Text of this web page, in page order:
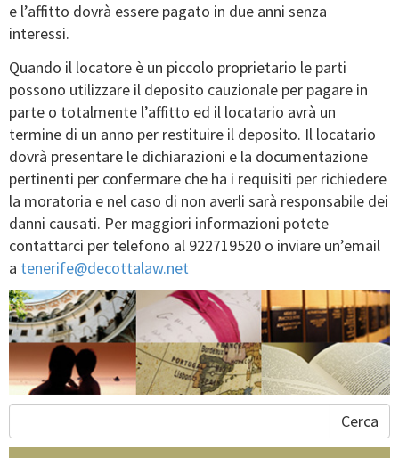
e l’affitto dovrà essere pagato in due anni senza
interessi.
Quando il locatore è un piccolo proprietario le parti
possono utilizzare il deposito cauzionale per pagare in
parte o totalmente l’affitto ed il locatario avrà un
termine di un anno per restituire il deposito. Il locatario
dovrà presentare le dichiarazioni e la documentazione
pertinenti per confermare che ha i requisiti per richiedere
la moratoria e nel caso di non averli sarà responsabile dei
danni causati. Per maggiori informazioni potete
contattarci per telefono al 922719520 o inviare un’email
a tenerife@decottalaw.net
Cerca